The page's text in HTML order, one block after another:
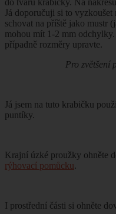
do tvaru krabičky. Na
Já doporučuji si to vyzkoušet
schovat na příště jako mustr
mohou mít 1-2 mm
případně rozměry upravte.
Pro zvětšení
Já jsem na tuto krabičku
puntíky.
Krajní úzké proužky ohněte
rýhovací pomůcku.
I prostřední části si ohněte